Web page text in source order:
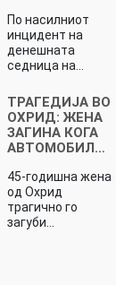
По насилниот
инцидент на
денешната
седница на…
ТРАГEДИЈА ВО
ОХРИД: ЖЕНА
ЗАГИНА КОГА
АВТОМОБИЛ…
45-годишна жена
од Охрид
трагично го
загуби…